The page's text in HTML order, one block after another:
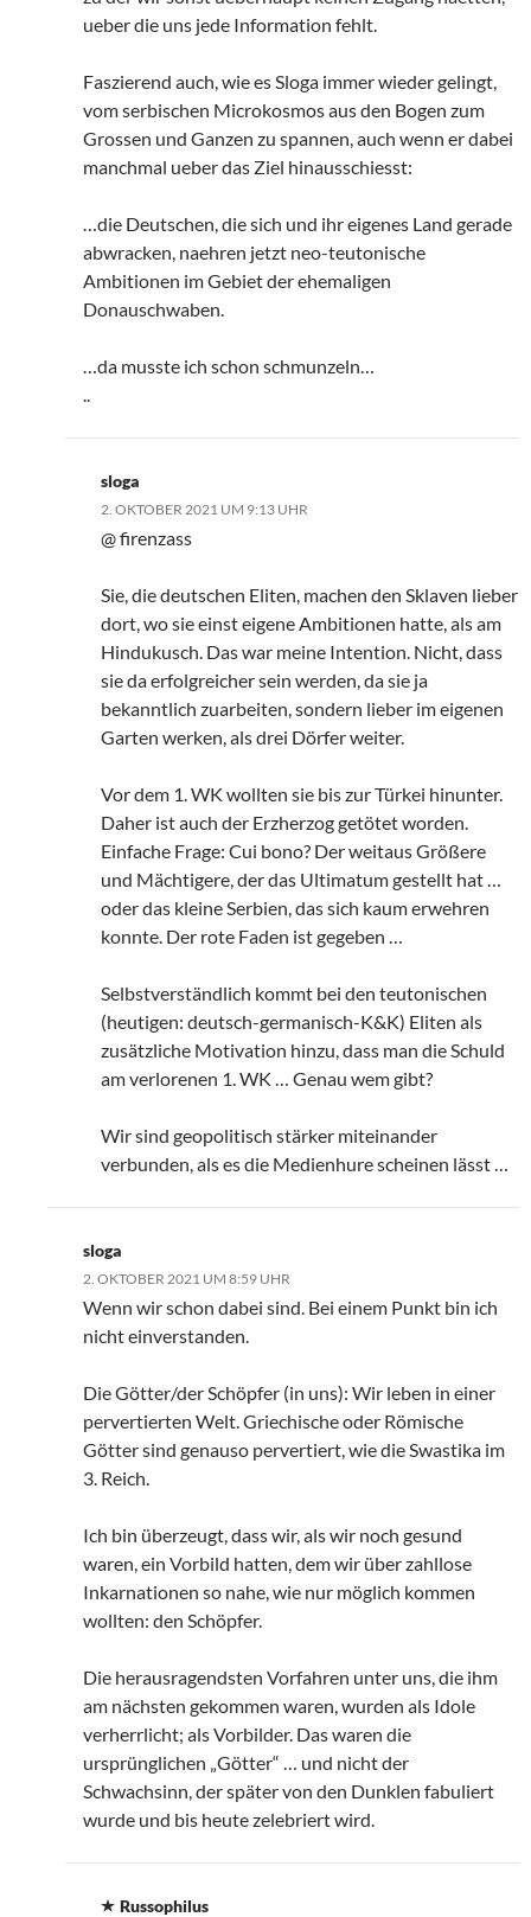
ueber die uns jede Information fehlt.
Faszierend auch, wie es Sloga immer wieder gelingt,
vom serbischen Microkosmos aus den Bogen zum
Grossen und Ganzen zu spannen, auch wenn er dabei
manchmal ueber das Ziel hinausschiesst:
…die Deutschen, die sich und ihr eigenes Land gerade
abwracken, naehren jetzt neo-teutonische
Ambitionen im Gebiet der ehemaligen
Donauschwaben.
…da musste ich schon schmunzeln…
..
sloga
2. OKTOBER 2021 UM 9:13 UHR
@ firenzass
Sie, die deutschen Eliten, machen den Sklaven lieber
dort, wo sie einst eigene Ambitionen hatte, als am
Hindukusch. Das war meine Intention. Nicht, dass
sie da erfolgreicher sein werden, da sie ja
bekanntlich zuarbeiten, sondern lieber im eigenen
Garten werken, als drei Dörfer weiter.
Vor dem 1. WK wollten sie bis zur Türkei hinunter.
Daher ist auch der Erzherzog getötet worden.
Einfache Frage: Cui bono? Der weitaus Größere
und Mächtigere, der das Ultimatum gestellt hat …
oder das kleine Serbien, das sich kaum erwehren
konnte. Der rote Faden ist gegeben …
Selbstverständlich kommt bei den teutonischen
(heutigen: deutsch-germanisch-K&K) Eliten als
zusätzliche Motivation hinzu, dass man die Schuld
am verlorenen 1. WK … Genau wem gibt?
Wir sind geopolitisch stärker miteinander
verbunden, als es die Medienhure scheinen lässt …
sloga
2. OKTOBER 2021 UM 8:59 UHR
Wenn wir schon dabei sind. Bei einem Punkt bin ich
nicht einverstanden.
Die Götter/der Schöpfer (in uns): Wir leben in einer
pervertierten Welt. Griechische oder Römische
Götter sind genauso pervertiert, wie die Swastika im
3. Reich.
Ich bin überzeugt, dass wir, als wir noch gesund
waren, ein Vorbild hatten, dem wir über zahllose
Inkarnationen so nahe, wie nur möglich kommen
wollten: den Schöpfer.
Die herausragendsten Vorfahren unter uns, die ihm
am nächsten gekommen waren, wurden als Idole
verherrlicht; als Vorbilder. Das waren die
ursprünglichen „Götter“ … und nicht der
Schwachsinn, der später von den Dunklen fabuliert
wurde und bis heute zelebriert wird.
Russophilus